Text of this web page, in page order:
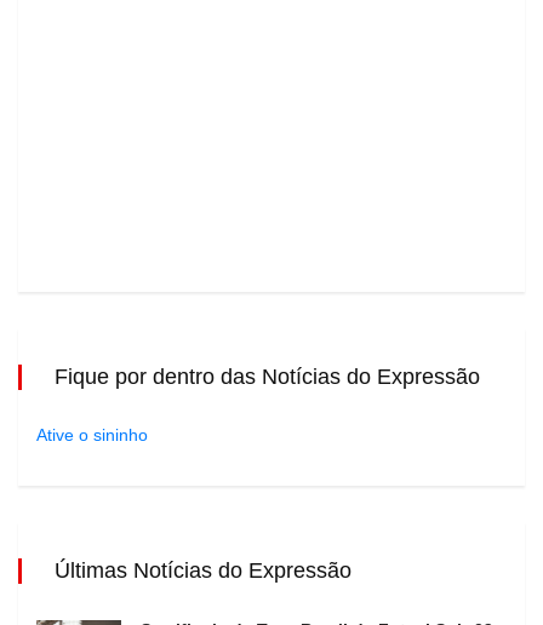
Fique por dentro das Notícias do Expressão
Ative o sininho
Últimas Notícias do Expressão